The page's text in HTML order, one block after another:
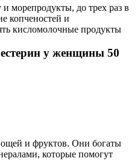
морепродукты, до трех раз в
копченостей и
кисломолочные продукты
у женщины 50
и фруктов. Они богаты
которые помогут